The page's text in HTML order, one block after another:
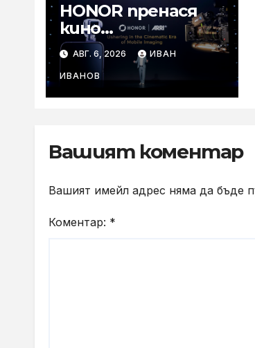
HONOR пренася
кино
технологиите на
ARRI в мобилното
творчество на
събитието
АВГ. 6, 2026 ИВАН
ИВАНОВ
Вашият коментар
Вашият имейл адрес няма да бъде
Коментар: *